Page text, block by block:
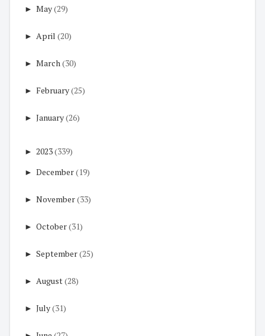
► May(29)
► April (20)
► March(30)
► February(25)
► January(26)
► 2023(339)
► December(19)
► November(33)
► October(31)
► September(25)
► August(28)
► July(31)